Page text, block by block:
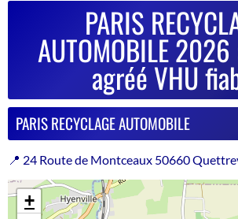
PARIS
AUTOMOBILE
agréé VHU
PARIS RECYCLAGE AUTOMOBILE
📍 24 Route de Montceaux 50660
+